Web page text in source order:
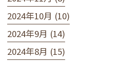
2024年10月 (10)
2024年9月 (14)
2024年8月 (15)